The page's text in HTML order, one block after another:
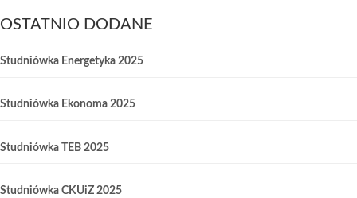
OSTATNIO DODANE
Studniówka Energetyka 2025
Studniówka Ekonoma 2025
Studniówka TEB 2025
Studniówka CKUiZ 2025